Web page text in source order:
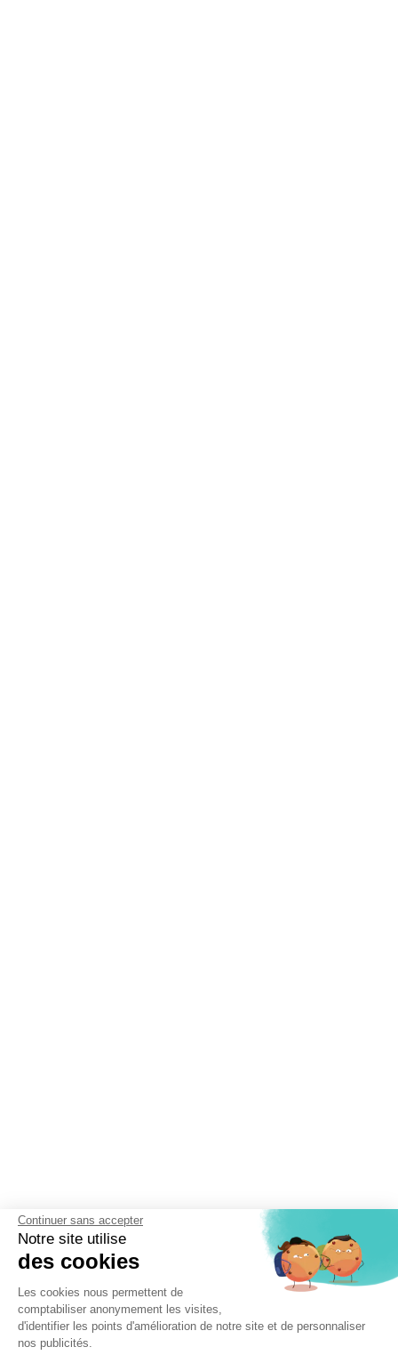
Continuer sans accepter
Notre site utilise
des cookies
Les cookies nous permettent de
comptabiliser anonymement les visites,
d'identifier les points d'amélioration de notre site et de personnaliser
nos publicités.